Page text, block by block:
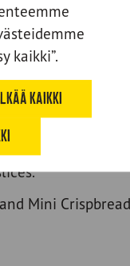
kaikki”.
KAIKKI
salt. Finely
the lime and
the salmon to
Mini